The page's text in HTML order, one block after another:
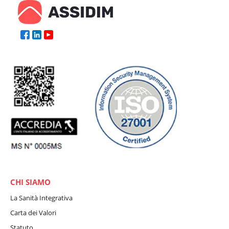
CHI SIAMO
La Sanità Integrativa
Carta dei Valori